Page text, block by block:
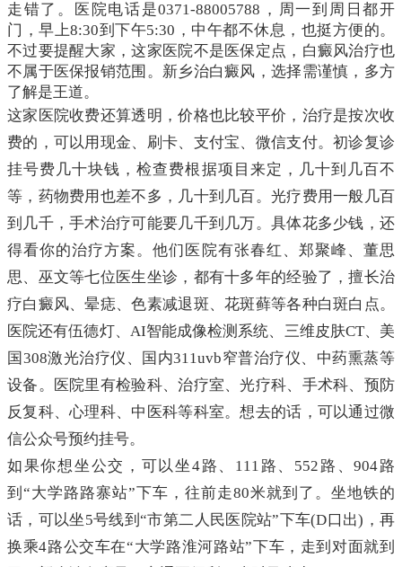
走错了。医院电话是0371-88005788，周一到周日都开
门，早上8:30到下午5:30，中午都不休息，也挺方便的。
不过要提醒大家，这家医院不是医保定点，白癜风治疗也
不属于医保报销范围。新乡治白癜风，选择需谨慎，多方
了解是王道。
这家医院收费还算透明，价格也比较平价，治疗是按次收
费的，可以用现金、刷卡、支付宝、微信支付。初诊复诊
挂号费几十块钱，检查费根据项目来定，几十到几百不
等，药物费用也差不多，几十到几百。光疗费用一般几百
到几千，手术治疗可能要几千到几万。具体花多少钱，还
得看你的治疗方案。他们医院有张春红、郑聚峰、董思
思、巫文等七位医生坐诊，都有十多年的经验了，擅长治
疗白癜风、晕痣、色素减退斑、花斑藓等各种白斑白点。
医院还有伍德灯、AI智能成像检测系统、三维皮肤CT、美
国308激光治疗仪、国内311uvb窄普治疗仪、中药熏蒸等
设备。医院里有检验科、治疗室、光疗科、手术科、预防
反复科、心理科、中医科等科室。想去的话，可以通过微
信公众号预约挂号。
如果你想坐公交，可以坐4路、111路、552路、904路
到“大学路路寨站”下车，往前走80米就到了。坐地铁的
话，可以坐5号线到“市第二人民医院站”下车(D口出)，再
换乘4路公交车在“大学路淮河路站”下车，走到对面就到